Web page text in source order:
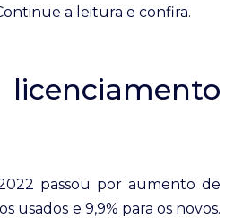
a leitura e confira.
passou por aumento de
usados e 9,9% para os novos.